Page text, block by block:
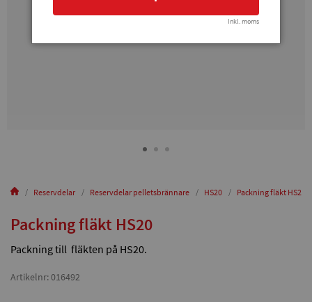
Reservdelar Reservdelar pelletsbrännare HS20 Packning fläkt HS20
Packning fläkt HS20
Packning till fläkten på HS20.
Artikelnr: 016492
Inkl. moms